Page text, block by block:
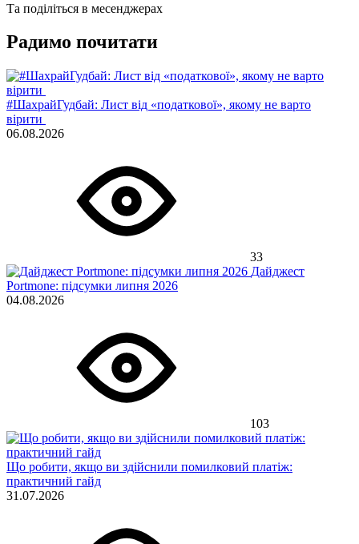
Та поділіться в месенджерах
Радимо почитати
#ШахрайГудбай: Лист від «податкової», якому не варто
вірити
06.08.2026
33
Дайджест
Portmone: підсумки липня 2026
04.08.2026
103
Що робити, якщо ви здійснили помилковий платіж:
практичний гайд
31.07.2026